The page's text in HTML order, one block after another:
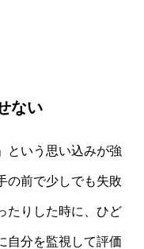
ない
という思い込みが強
の前で少しでも失敗
たりした時に、ひど
自分を監視して評価